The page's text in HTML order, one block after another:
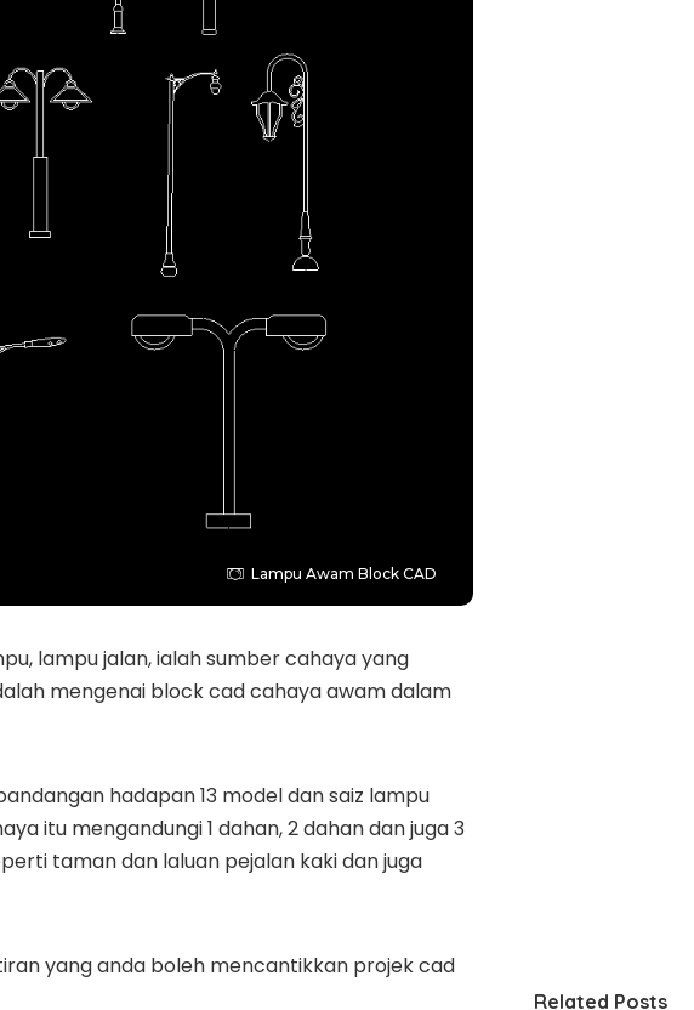
Lampu Awam Block CAD
lampu jalan, ialah sumber cahaya yang
mengenai block cad cahaya awam dalam
hadapan 13 model dan saiz lampu
itu mengandungi 1 dahan, 2 dahan dan juga 3
taman dan laluan pejalan kaki dan juga
yang anda boleh mencantikkan projek cad
Related Posts